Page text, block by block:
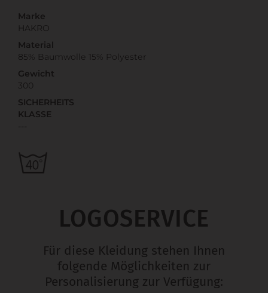
Marke
HAKRO
Material
85% Baumwolle 15% Polyester
Gewicht
300
SICHERHEITS
KLASSE
LOGOSERVICE
Für diese Kleidung stehen Ihnen
folgende Möglichkeiten zur
Personalisierung zur Verfügung: